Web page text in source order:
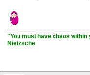
"You must have chaos within
Nietzsche